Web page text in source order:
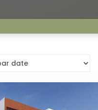
Centre de Remise en
Forme